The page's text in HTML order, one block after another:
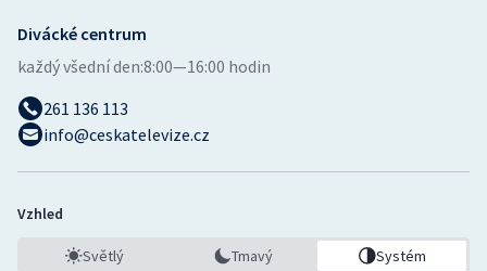
Divácké centrum
každý všední den:8:00—16:00 hodin
261 136 113
info@ceskatelevize.cz
Vzhled
Světlý Tmavý Systém